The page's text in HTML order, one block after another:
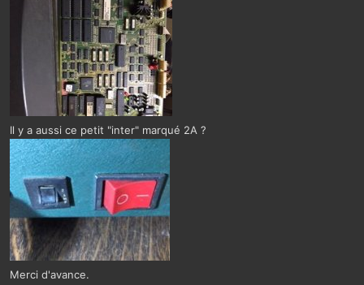
Il y a aussi ce petit "inter" marqué 2A ?
Merci d'avance.